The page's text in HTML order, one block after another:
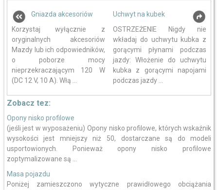
Gniazda akcesoriów
Korzystaj wyłącznie z
oryginalnych akcesoriów
Mazdy lub ich odpowiedników,
o poborze mocy
nieprzekraczającym 120 W
(DC 12 V, 10 A). Włą ...
Uchwyt na kubek
OSTRZEŻENIE Nigdy nie
wkładaj do uchwytu kubka z
gorącymi płynami podczas
jazdy: Włożenie do uchwytu
kubka z gorącymi napojami
podczas jazdy ...
Zobacz tez:
Opony nisko profilowe
(jeśli jest w wyposażeniu) Opony nisko profilowe, których wskaźnik
wysokości jest mniejszy niż 50, dostarczane są do modeli
usportowionych. Ponieważ opony nisko profilowe
zoptymalizowane są ...
Masa pojazdu
Poniżej zamieszczono wytyczne prawidłowego obciążania